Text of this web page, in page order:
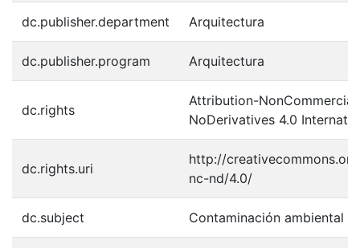
dc.publisher.department Arquitectura
dc.publisher.program Arquitectura
dc.rights
Attribution-
NoDerivatives 4.0
dc.rights.uri
http://
nc-nd/4.0/
dc.subject Contaminación ambiental